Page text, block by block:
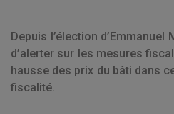
Depuis l’élection
d’alerter sur les mesures
hausse des prix du bâti dans
fiscalité.